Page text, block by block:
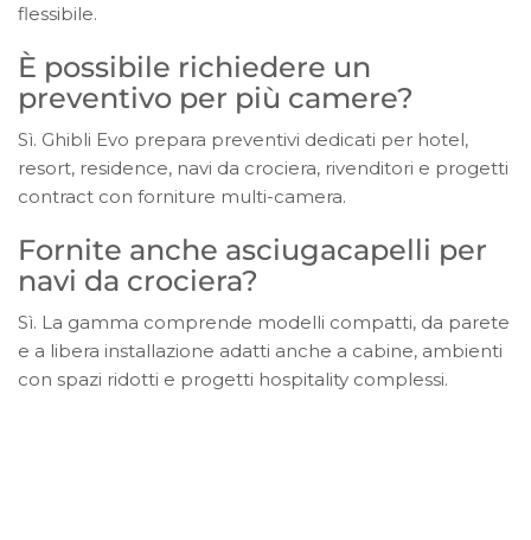
flessibile.
È possibile richiedere un
preventivo per più camere?
Sì. Ghibli Evo prepara preventivi dedicati per hotel,
resort, residence, navi da crociera, rivenditori e progetti
contract con forniture multi-camera.
Fornite anche asciugacapelli per
navi da crociera?
Sì. La gamma comprende modelli compatti, da parete
e a libera installazione adatti anche a cabine, ambienti
con spazi ridotti e progetti hospitality complessi.